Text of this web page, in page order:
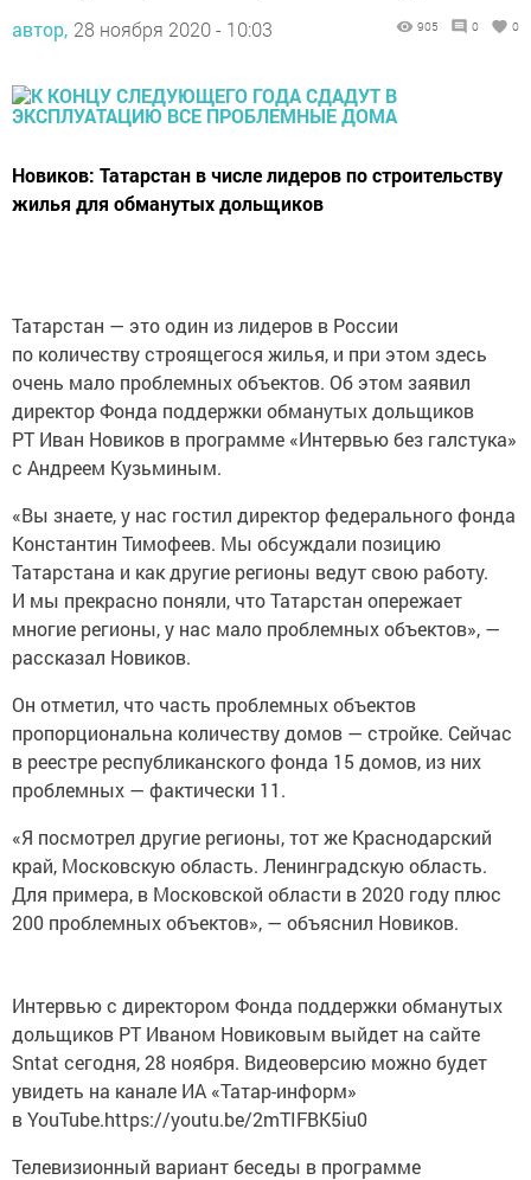
автор, 28 ноября 2020 - 10:03 905 0 0
Новиков: Татарстан в числе лидеров по строительству
жилья для обманутых дольщиков
Татарстан — это один из лидеров в России
по количеству строящегося жилья, и при этом здесь
очень мало проблемных объектов. Об этом заявил
директор Фонда поддержки обманутых дольщиков
РТ Иван Новиков в программе «Интервью без галстука»
с Андреем Кузьминым.
«Вы знаете, у нас гостил директор федерального фонда
Константин Тимофеев. Мы обсуждали позицию
Татарстана и как другие регионы ведут свою работу.
И мы прекрасно поняли, что Татарстан опережает
многие регионы, у нас мало проблемных объектов», —
рассказал Новиков.
Он отметил, что часть проблемных объектов
пропорциональна количеству домов — стройке. Сейчас
в реестре республиканского фонда 15 домов, из них
проблемных — фактически 11.
«Я посмотрел другие регионы, тот же Краснодарский
край, Московскую область. Ленинградскую область.
Для примера, в Московской области в 2020 году плюс
200 проблемных объектов», — объяснил Новиков.
Интервью с директором Фонда поддержки обманутых
дольщиков РТ Иваном Новиковым выйдет на сайте
Sntat сегодня, 28 ноября. Видеоверсию можно будет
увидеть на канале ИА «Татар-информ»
в YouTube.https://youtu.be/2mTIFBK5iu0
Телевизионный вариант беседы в программе